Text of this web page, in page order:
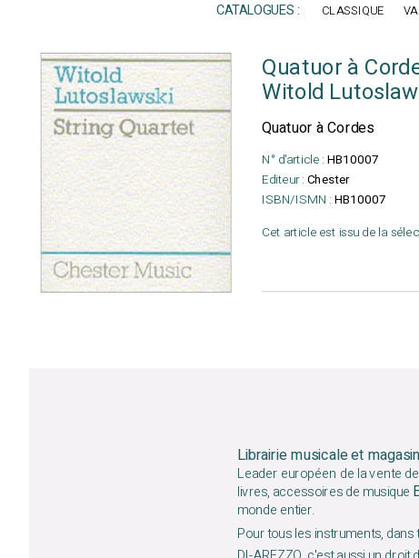
CATALOGUES : CLASSIQUE
Quatuor à
Witold
Quatuor à Cordes
N° d'article : HB10007
Editeur : Chester
ISBN/ISMN : HB10007
Cet article est issu de la
Librairie musicale et
Leader européen de la vente
livres, accessoires de musique
monde entier.
Pour tous les instruments, dans